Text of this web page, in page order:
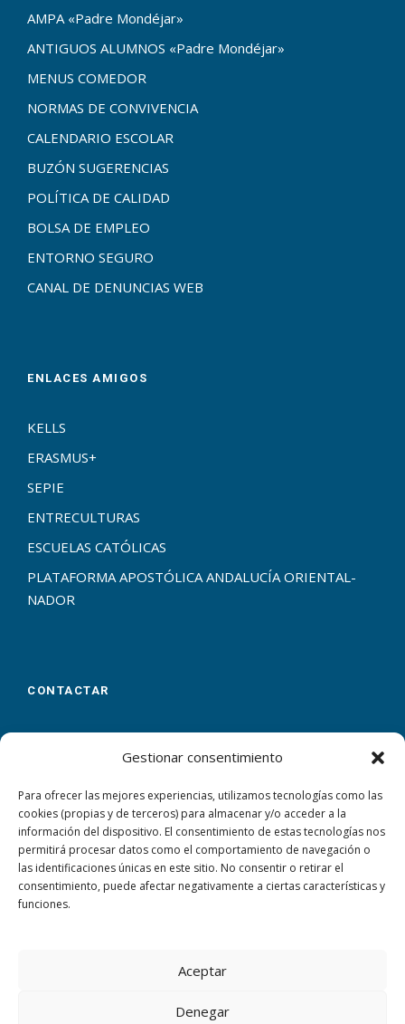
Gestionar consentimiento
Para ofrecer las mejores experiencias, utilizamos tecnologías como las
cookies (propias y de terceros) para almacenar y/o acceder a la
información del dispositivo. El consentimiento de estas tecnologías nos
permitirá procesar datos como el comportamiento de navegación o
las identificaciones únicas en este sitio. No consentir o retirar el
consentimiento, puede afectar negativamente a ciertas características y
funciones.
Aceptar
Denegar
AMPA «Padre Mondéjar»
ANTIGUOS ALUMNOS «Padre Mondéjar»
MENUS COMEDOR
NORMAS DE CONVIVENCIA
CALENDARIO ESCOLAR
BUZÓN SUGERENCIAS
POLÍTICA DE CALIDAD
BOLSA DE EMPLEO
ENTORNO SEGURO
CANAL DE DENUNCIAS WEB
ENLACES AMIGOS
KELLS
ERASMUS+
SEPIE
ENTRECULTURAS
ESCUELAS CATÓLICAS
PLATAFORMA APOSTÓLICA ANDALUCÍA ORIENTAL-
NADOR
CONTACTAR
Aquí puedes dejarnos tus datos y nos ponemos en
contacto contigo
CERTIFICACIONES